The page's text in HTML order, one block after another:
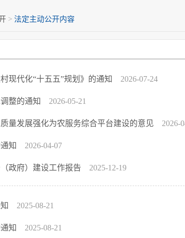
> 法定主动公开内容
现代化“十五五”规划》的通知 2026-07-24
整的通知 2026-05-21
量发展强化为农服务综合平台建设的意见 2026-
知 2026-04-07
政府）建设工作报告 2025-12-19
2025-08-21
知 2025-08-21